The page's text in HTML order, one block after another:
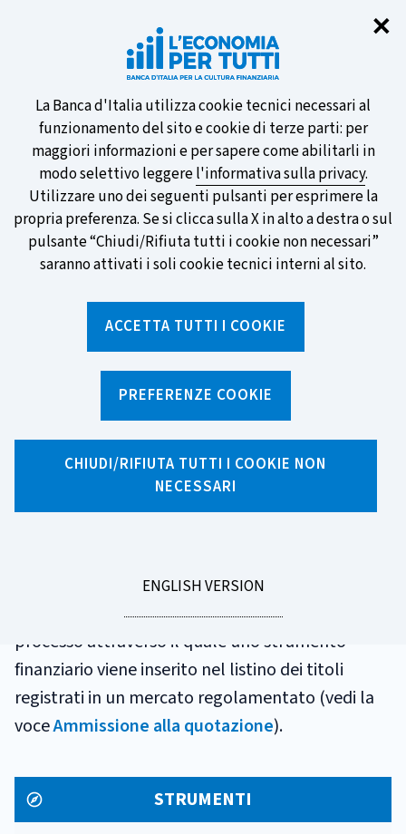
✕
Informativa
sui
cookie
La Banca d'Italia utilizza cookie tecnici necessari al
funzionamento del sito e cookie di terze parti: per
maggiori informazioni e per sapere come abilitarli in
modo selettivo leggerel'informativa sulla privacy.
Utilizzare uno dei seguenti pulsanti per esprimere la
propria preferenza. Se si clicca sulla X in alto a destra o sul
pulsante “Chiudi/Rifiuta tutti i cookie non necessari”
saranno attivati i soli cookie tecnici interni al sito.
ACCETTA TUTTI I COOKIE
PREFERENZE COOKIE
CHIUDI/RIFIUTA TUTTI I COOKIE NON
NECESSARI
GO
ENGLISH VERSION
Partecipa al sondaggio della BCE
sulle nuove banconote e vota la tua
preferita!
SCOPRI DI PIÙ
GLOSSARIO
QUOTAZIONE
un particolare mercato secondo regole
predefinite. Il termine può anche riferirsi al
processo attraverso il quale uno strumento
finanziario viene inserito nel listino dei titoli
registrati in un mercato regolamentato (vedi la
voceAmmissione alla quotazione).
STRUMENTI